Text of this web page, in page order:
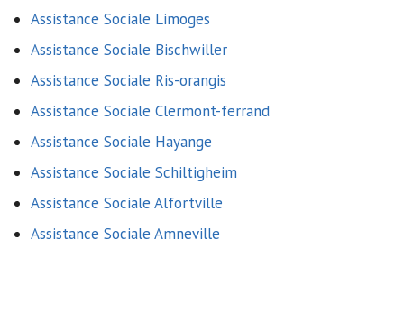
Assistance Sociale Limoges
Assistance Sociale Bischwiller
Assistance Sociale Ris-orangis
Assistance Sociale Clermont-ferrand
Assistance Sociale Hayange
Assistance Sociale Schiltigheim
Assistance Sociale Alfortville
Assistance Sociale Amneville